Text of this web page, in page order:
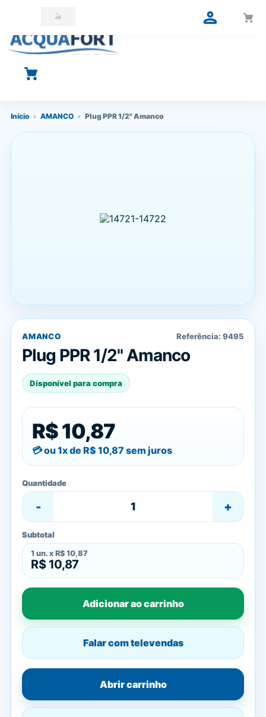
O que você está procurando?
Início › AMANCO › Plug PPR 1/2" Amanco
AMANCO Referência: 9495
Plug PPR 1/2" Amanco
Disponível para compra
R$ 10,87
ou 1x de R$ 10,87 sem juros
Quantidade
- +
Subtotal
1 un. x R$ 10,87
R$ 10,87
Adicionar ao carrinho
Falar com televendas
Abrir carrinho